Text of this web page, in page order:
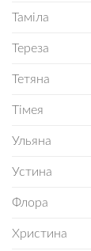
Таміла
Тереза
Тетяна
Тімея
Ульяна
Устина
Флора
Христина